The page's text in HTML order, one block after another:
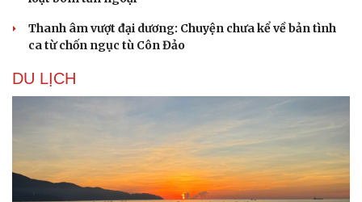
Thanh âm vượt đại dương: Chuyện chưa kể về bản tình
ca từ chốn ngục tù Côn Đảo
DU LỊCH